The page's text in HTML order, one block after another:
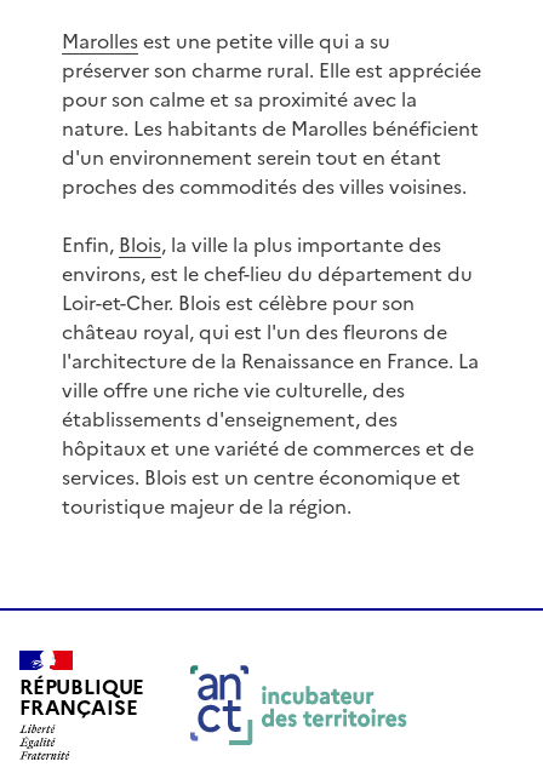
Marollesest une petite ville qui a su
préserver son charme rural. Elle est appréciée
pour son calme et sa proximité avec la
nature. Les habitants de Marolles bénéficient
d'un environnement serein tout en étant
proches des commodités des villes voisines.
Enfin, Blois, la ville la plus importante des
environs, est le chef-lieu du département du
Loir-et-Cher. Blois est célèbre pour son
château royal, qui est l'un des fleurons de
l'architecture de la Renaissance en France. La
ville offre une riche vie culturelle, des
établissements d'enseignement, des
hôpitaux et une variété de commerces et de
services. Blois est un centre économique et
touristique majeur de la région.
RÉPUBLIQUE
FRANÇAISE